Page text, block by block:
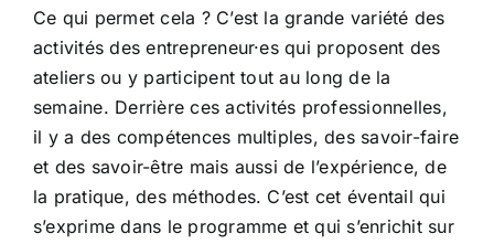
Ce qui permet cela ? C’est la grande variété des
activités des entrepreneur·es qui proposent des
ateliers ou y participent tout au long de la
semaine. Derrière ces activités professionnelles,
il y a des compétences multiples, des savoir-faire
et des savoir-être mais aussi de l’expérience, de
la pratique, des méthodes. C’est cet éventail qui
s’exprime dans le programme et qui s’enrichit sur